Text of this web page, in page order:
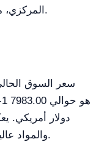
المركزي، مما يقلل من خطر التدهور أو التلوث.
سعر السوق
دولار أمريكي.
والمواد عالية الجودة المستخدمة في بناء الجهاز.